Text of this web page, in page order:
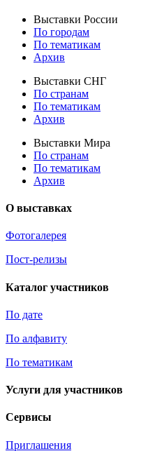
Выставки России
По городам
По тематикам
Архив
Выставки СНГ
По странам
По тематикам
Архив
Выставки Мира
По странам
По тематикам
Архив
О выставках
Фотогалерея
Пост-релизы
Каталог участников
По дате
По алфавиту
По тематикам
Услуги для участников
Сервисы
Приглашения